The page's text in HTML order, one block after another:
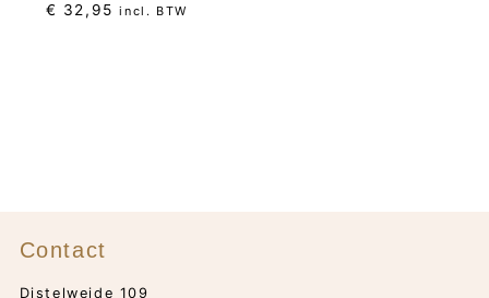
€ 32,95 incl. BTW
Contact
Distelweide 109